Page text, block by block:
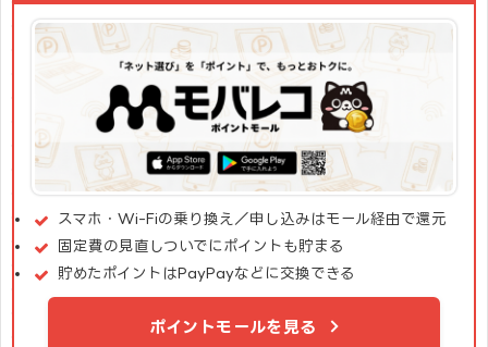
スマホ・Wi-Fiの乗り換え／申し込みはモール経由で還元
固定費の見直しついでにポイントも貯まる
貯めたポイントはPayPayなどに交換できる
ポイントモールを見る